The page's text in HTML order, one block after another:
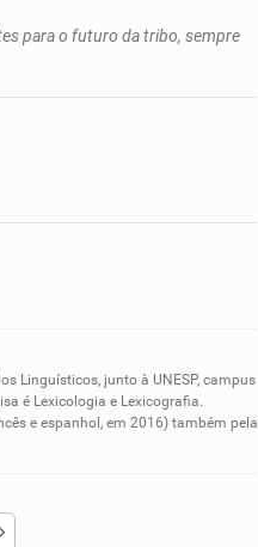
para o futuro da tribo, sempre
Linguísticos, junto à UNESP, campus
é Lexicologia e Lexicografia.
e espanhol, em 2016) também pela